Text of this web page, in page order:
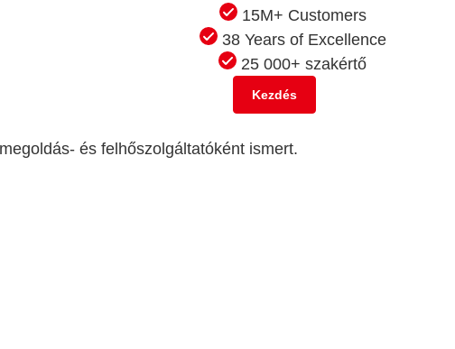
15M+ Customers
38 Years of Excellence
25 000+ szakértő
Kezdés
és felhőszolgáltatóként ismert.